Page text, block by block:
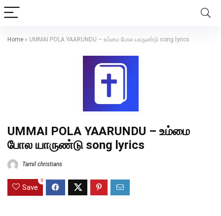
Home » UMMAI POLA YAARUNDU – உம்மை போல யாருண்டு song lyrics
UMMAI POLA YAARUNDU – உம்மை
போல யாருண்டு song lyrics
Tamil christians
Save
0